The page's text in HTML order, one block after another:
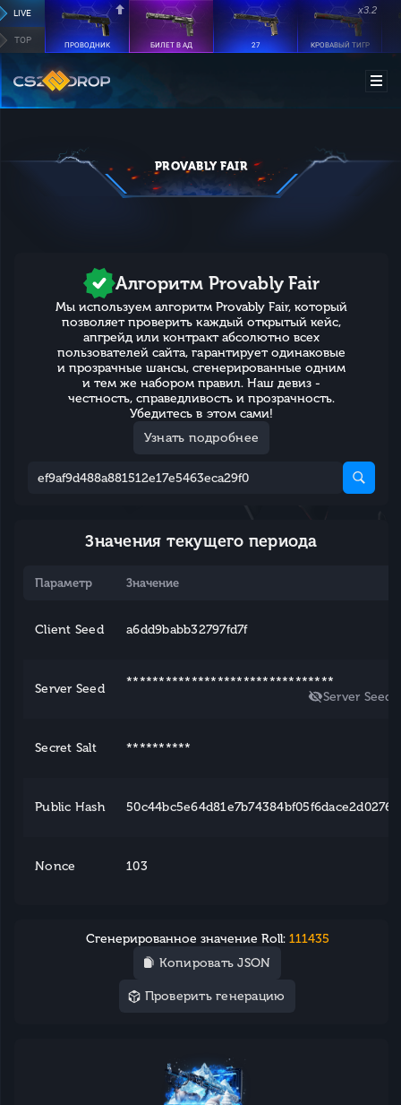
LIVE
TOP
ПРОВОДНИК БИЛЕТ В АД 27
x3.2
КРОВАВЫЙ ТИГР
PROVABLY FAIR
Алгоритм Provably Fair
Мы используем алгоритм Provably Fair, который
позволяет проверить каждый открытый кейс,
апгрейд или контракт абсолютно всех
пользователей сайта, гарантирует одинаковые
и прозрачные шансы, сгенерированные одним
и тем же набором правил. Наш девиз -
честность, справедливость и прозрачность.
Убедитесь в этом сами!
Узнать подробнее
Значения текущего периода
Параметр Значение
Client Seed a6dd9babb32797fd7f
Server Seed
********************************
Server Seed
Secret Salt **********
Public Hash
Nonce 103
Сгенерированное значение Roll: 111435
Копировать JSON
Проверить генерацию